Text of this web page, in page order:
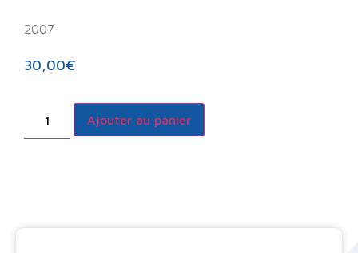
2007
30,00€
Ajouter au panier